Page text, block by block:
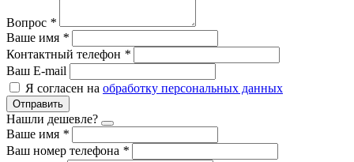
Вопрос *
Ваше имя *
Контактный телефон *
Ваш E-mail
Я согласен на обработку персональных данных
Отправить
Нашли дешевле?
Ваше имя *
Ваш номер телефона *